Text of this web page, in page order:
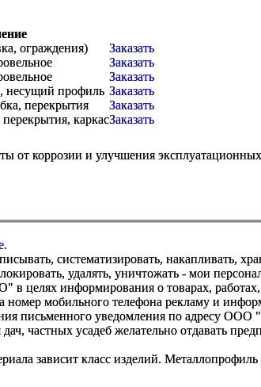
ограждения)
Заказать
Заказать
Заказать
несущий профиль Заказать
перекрытия
Заказать
каркасЗаказать
от коррозии и улучшения
систематизировать, накапливать,
удалять, уничтожать - мои
информирования о товарах, работах,
мобильного телефона рекламу и
письменного уведомления по адресу
частных усадеб желательно отдавать
зависит класс изделий. Металлопрофиль